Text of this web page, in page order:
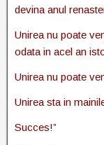
devina anul
Unirea nu poate
odata in acel an
Unirea nu poate
Unirea sta in
Succes!”